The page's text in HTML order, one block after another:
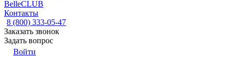
BelleCLUB
Контакты
8 (800) 333-05-47
Заказать звонок
Задать вопрос
Войти